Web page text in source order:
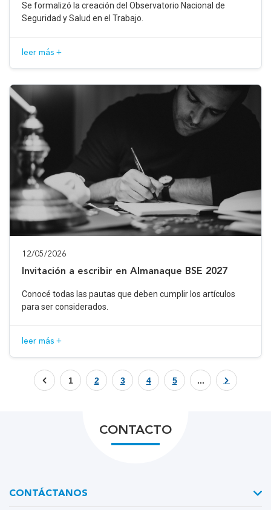
Se formalizó la creación del Observatorio Nacional de
Seguridad y Salud en el Trabajo.
leer más +
12/05/2026
Invitación a escribir en Almanaque BSE 2027
Conocé todas las pautas que deben cumplir los artículos
para ser considerados.
leer más +
1 2 3 4 5 ...
CONTACTO
CONTÁCTANOS